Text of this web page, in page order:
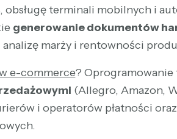
obsługę terminali mobilnych i
generowanie dokumentów
analizę marży i rentowności
e-commerce? Oprogramowanie
(Allegro, Amazon,
i operatorów płatności